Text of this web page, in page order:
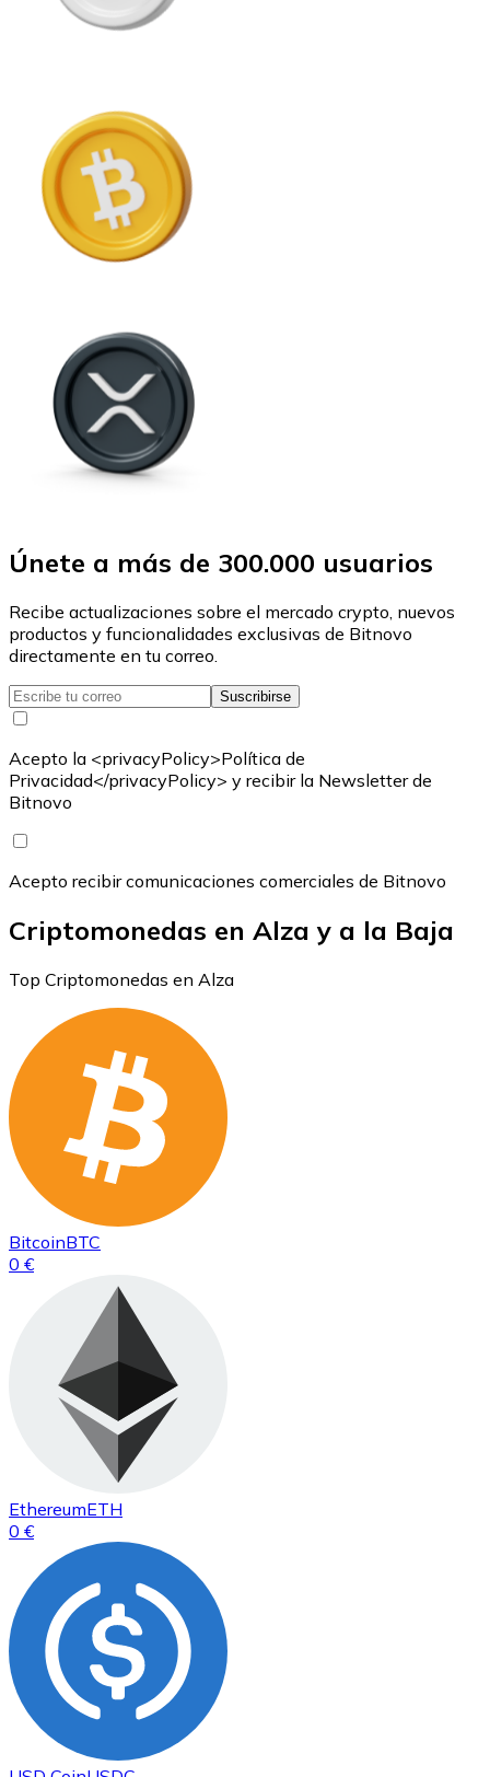
Únete a más de 300.000 usuarios
Recibe actualizaciones sobre el mercado crypto, nuevos
productos y funcionalidades exclusivas de Bitnovo
directamente en tu correo.
Suscribirse
Acepto la <privacyPolicy>Política de
Privacidad</privacyPolicy> y recibir la Newsletter de
Bitnovo
Acepto recibir comunicaciones comerciales de Bitnovo
Criptomonedas en Alza y a la Baja
Top Criptomonedas en Alza
BitcoinBTC
0 €
EthereumETH
0 €